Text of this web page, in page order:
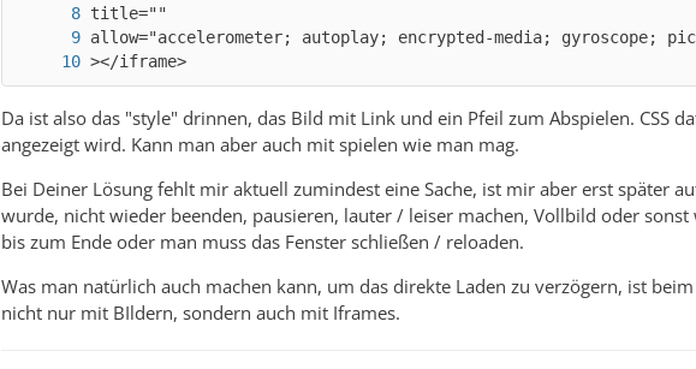
></iframe>
Da ist also das "style" drinnen, das Bild mit Link und ein Pfeil zum Abspielen. CSS
angezeigt wird. Kann man aber auch mit spielen wie man mag.
Bei Deiner Lösung fehlt mir aktuell zumindest eine Sache, ist mir aber erst später
wurde, nicht wieder beenden, pausieren, lauter / leiser machen, Vollbild oder
bis zum Ende oder man muss das Fenster schließen / reloaden.
Was man natürlich auch machen kann, um das direkte Laden zu verzögern, ist
nicht nur mit BIldern, sondern auch mit Iframes.